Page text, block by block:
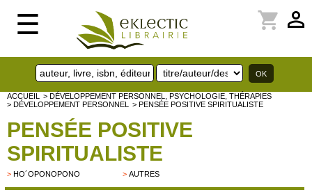
☰ perm_identity
shopping_cart
ACCUEIL
> DÉVELOPPEMENT PERSONNEL, PSYCHOLOGIE, THÉRAPIES
> DÉVELOPPEMENT PERSONNEL
> PENSÉE POSITIVE SPIRITUALISTE
PENSÉE POSITIVE
SPIRITUALISTE
> HO´OPONOPONO >AUTRES